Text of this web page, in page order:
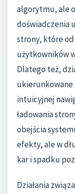
algorytmu, ale
doświadczenia
strony, które
użytkowników
Dlatego też,
ukierunkowane
intuicyjnej
ładowania
obejścia
efekty, ale w
kar i spadku
Działania